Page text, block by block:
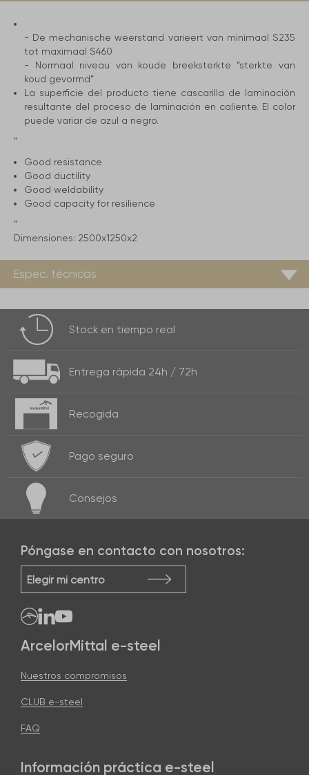
- De mechanische weerstand varieert van minimaal S235
tot maximaal S460
- Normaal niveau van koude breeksterkte “sterkte van
koud gevormd”
La superficie del producto tiene cascarilla de laminación
resultante del proceso de laminación en caliente. El color
puede variar de azul a negro.
”
Good resistance
Good ductility
Good weldability
Good capacity for resilience
”
Dimensiones: 2500x1250x2
Espec. técnicas
Stock en tiempo real
Entrega rápida 24h / 72h
Recogida
Pago seguro
Consejos
ArcelorMittal e-steel
Nuestros compromisos
CLUB e-steel
FAQ
Información práctica e-steel
Póngase en contacto con nosotros:
Elegir mi centro